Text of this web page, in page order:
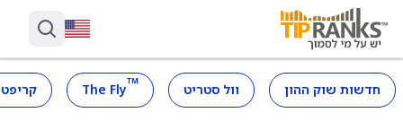
חדשות שוק ההון וול סטריט ™
The Fly